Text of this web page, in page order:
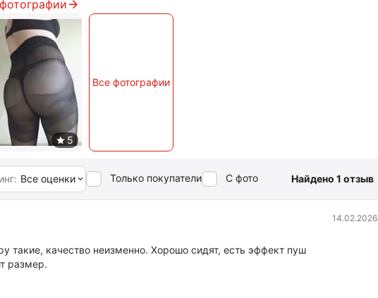
Все фотографии
Все оценки Только покупатели С фото Найдено 1 отзыв
14.02.2026
такие, качество неизменно. Хорошо сидят, есть эффект пуш
размер.